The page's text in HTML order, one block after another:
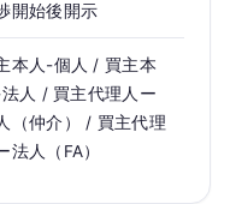
開始後開示
本人-個人 / 買主本
法人 / 買主代理人ー
（仲介） / 買主代理
法人（FA）